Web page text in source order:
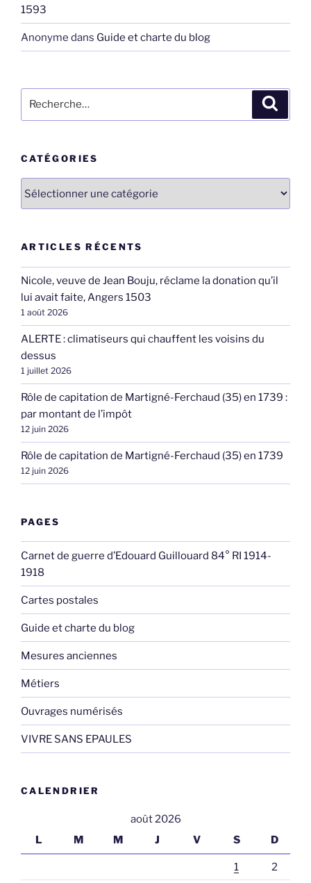
1593
Anonyme dans Guide et charte du blog
pour
CATÉGORIES
ARTICLES RÉCENTS
Nicole, veuve de Jean Bouju, réclame la donation qu’il
lui avait faite, Angers 1503
1 août 2026
ALERTE : climatiseurs qui chauffent les voisins du
dessus
1 juillet 2026
Rôle de capitation de Martigné-Ferchaud (35) en 1739 :
par montant de l’impôt
12 juin 2026
Rôle de capitation de Martigné-Ferchaud (35) en 1739
12 juin 2026
PAGES
Carnet de guerre d’Edouard Guillouard 84° RI 1914-
1918
Cartes postales
Guide et charte du blog
Mesures anciennes
Métiers
Ouvrages numérisés
VIVRE SANS EPAULES
CALENDRIER
août 2026
L
M M J V S D
1 2